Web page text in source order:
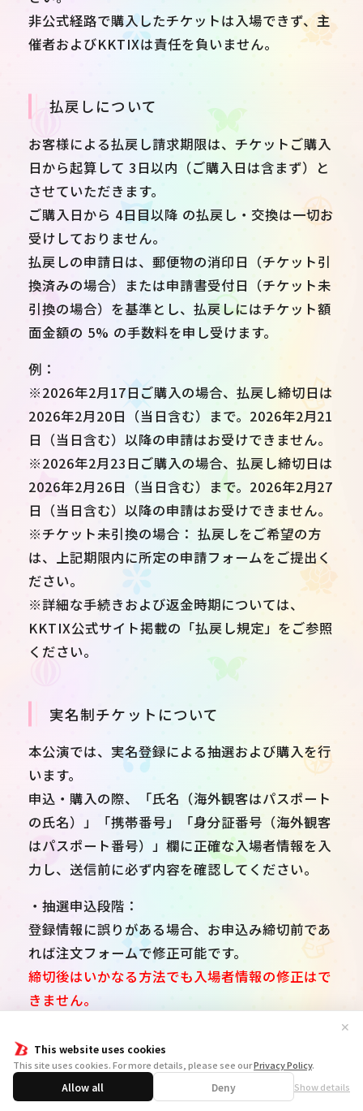
This website uses cookies
This site uses cookies. For more details, please see ourPrivacy Policy.
Allow all Deny Show details
✕
非公式経路で購入したチケットは入場できず、主
催者およびKKTIXは責任を負いません。
払戻しについて
お客様による払戻し請求期限は、チケットご購入
日から起算して 3日以内（ご購入日は含まず）と
させていただきます。
ご購入日から 4日目以降 の払戻し・交換は一切お
受けしておりません。
払戻しの申請日は、郵便物の消印日（チケット引
換済みの場合）または申請書受付日（チケット未
引換の場合）を基準とし、払戻しにはチケット額
面金額の 5% の手数料を申し受けます。
例：
※2026年2月17日ご購入の場合、払戻し締切日は
2026年2月20日（当日含む）まで。2026年2月21
日（当日含む）以降の申請はお受けできません。
※2026年2月23日ご購入の場合、払戻し締切日は
2026年2月26日（当日含む）まで。2026年2月27
日（当日含む）以降の申請はお受けできません。
※チケット未引換の場合： 払戻しをご希望の方
は、上記期限内に所定の申請フォームをご提出く
ださい。
※詳細な手続きおよび返金時期については、
KKTIX公式サイト掲載の「払戻し規定」をご参照
ください。
実名制チケットについて
本公演では、実名登録による抽選および購入を行
います。
申込・購入の際、「氏名（海外観客はパスポート
の氏名）」「携帯番号」「身分証番号（海外観客
はパスポート番号）」欄に正確な入場者情報を入
力し、送信前に必ず内容を確認してください。
・抽選申込段階：
登録情報に誤りがある場合、お申込み締切前であ
れば注文フォームで修正可能です。
締切後はいかなる方法でも入場者情報の修正はで
きません。
「氏名（海外観客はパスポート氏名）」または
「身分証番号／パスポート番号」のどちらか一方